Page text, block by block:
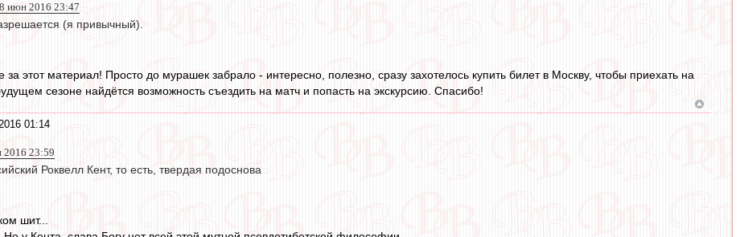
июн 2016 23:47
(я привычный).
этот материал! Просто до мурашек забрало - интересно, полезно, сразу захотелось купить билет в Москву, чтобы приехать на
сезоне найдётся возможность съездить на матч и попасть на экскурсию. Спасибо!
01:14
2016 23:59
Роквелл Кент, то есть, твердая подоснова
шит...